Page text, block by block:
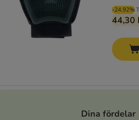
-24.92%
44,30
Dina fördelar